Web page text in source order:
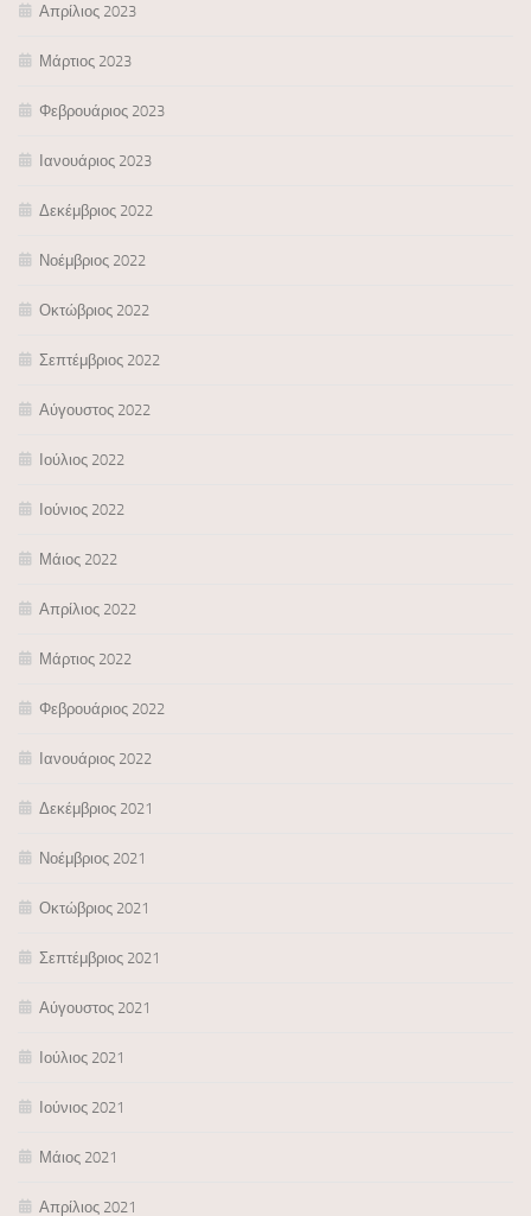
Απρίλιος 2023
Μάρτιος 2023
Φεβρουάριος 2023
Ιανουάριος 2023
Δεκέμβριος 2022
Νοέμβριος 2022
Οκτώβριος 2022
Σεπτέμβριος 2022
Αύγουστος 2022
Ιούλιος 2022
Ιούνιος 2022
Μάιος 2022
Απρίλιος 2022
Μάρτιος 2022
Φεβρουάριος 2022
Ιανουάριος 2022
Δεκέμβριος 2021
Νοέμβριος 2021
Οκτώβριος 2021
Σεπτέμβριος 2021
Αύγουστος 2021
Ιούλιος 2021
Ιούνιος 2021
Μάιος 2021
Απρίλιος 2021